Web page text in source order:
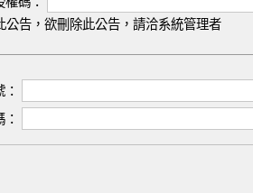
公告，欲刪除此公告，請洽系統管理者